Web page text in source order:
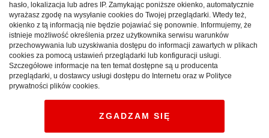
Jak znaleźć idealny nocleg
podczas podróży po Polsce?
CAŁA POLSKA hotele 04.02.2026
hasło, lokalizacja lub adres IP. Zamykając poniższe okienko, automatycznie
wyrażasz zgodę na wysyłanie cookies do Twojej przeglądarki. Wtedy też,
okienko z tą informacją nie będzie pojawiać się ponownie. Informujemy, że
istnieje możliwość określenia przez użytkownika serwisu warunków
przechowywania lub uzyskiwania dostępu do informacji zawartych w plikach
cookies za pomocą ustawień przeglądarki lub konfiguracji usługi.
Szczegółowe informacje na ten temat dostępne są u producenta
przeglądarki, u dostawcy usługi dostępu do Internetu oraz w Polityce
prywatności plików cookies.
ZGADZAM SIĘ